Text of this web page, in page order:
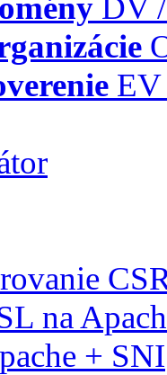
DV
EV
na
+ SNI